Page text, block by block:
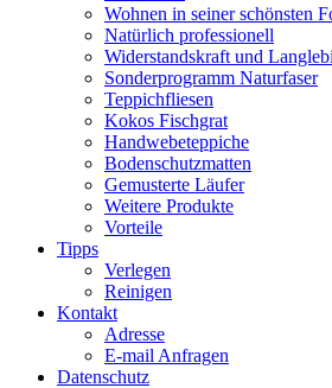
Wohnen in seiner schönsten
Natürlich professionell
Widerstandskraft und
Sonderprogramm Naturfaser
Teppichfliesen
Kokos Fischgrat
Handwebeteppiche
Bodenschutzmatten
Gemusterte Läufer
Weitere Produkte
Vorteile
Tipps
Verlegen
Reinigen
Kontakt
Adresse
E-mail Anfragen
Datenschutz